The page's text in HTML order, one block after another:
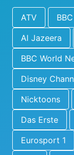
ATV
Al Jazeera
BBC World
Disney
Nicktoons
Das Erste
Eurosport 1